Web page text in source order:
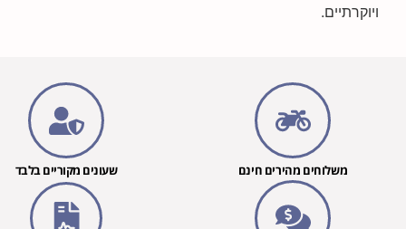
משלוחים מהירים חינם שעונים מקוריים בלבד